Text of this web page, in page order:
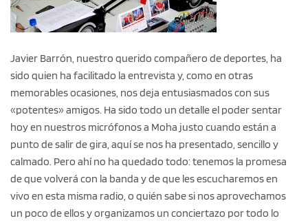
Javier Barrón, nuestro querido compañero de deportes, ha
sido quien ha facilitado la entrevista y, como en otras
memorables ocasiones, nos deja entusiasmados con sus
«potentes» amigos. Ha sido todo un detalle el poder sentar
hoy en nuestros micrófonos a Moha justo cuando están a
punto de salir de gira, aquí se nos ha presentado, sencillo y
calmado. Pero ahí no ha quedado todo: tenemos la promesa
de que volverá con la banda y de que les escucharemos en
vivo en esta misma radio, o quién sabe si nos aprovechamos
un poco de ellos y organizamos un conciertazo por todo lo